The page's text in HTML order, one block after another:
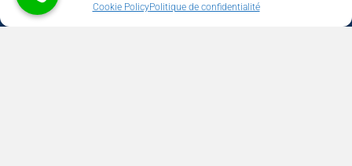
Cookie PolicyPolitique de confidentialité
Par le Walhardent